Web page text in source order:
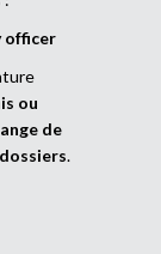
officer
ou
de
.